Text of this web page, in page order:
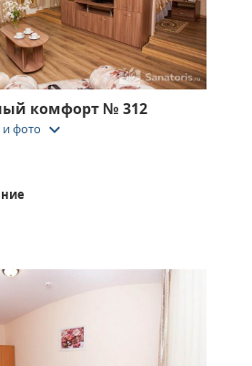
комфорт № 312
и фото keyboard_arrow_down